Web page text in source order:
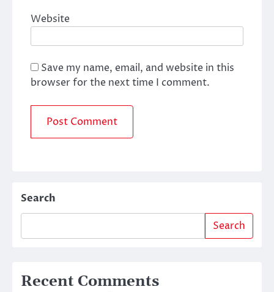
Website
Save my name, email, and website in this
browser for the next time I comment.
Search
Search
Recent Comments